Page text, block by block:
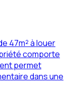
47m² à louer
comporte
permet
dans une